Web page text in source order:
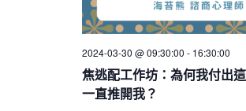
焦逃配工作坊：為何我付出
一直推開我？
2024-03-30 @ 09:30:00 - 16:30:00